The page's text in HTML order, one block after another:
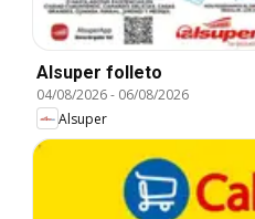
Alsuper folleto
04/08/2026- 06/08/2026
Alsuper